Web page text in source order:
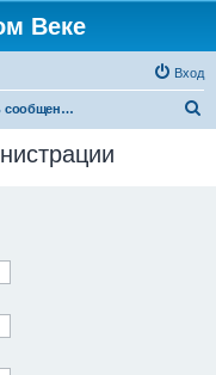
Веке
Вход
Отправить сообщение администрации